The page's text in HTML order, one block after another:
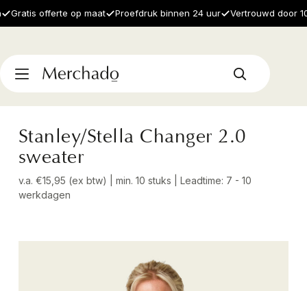
offerte op maat Proefdruk binnen 24 uur Vertrouwd door
Stanley/Stella Changer 2.0
sweater
v.a. €15,95 (ex btw) | min. 10 stuks | Leadtime: 7 - 10
werkdagen